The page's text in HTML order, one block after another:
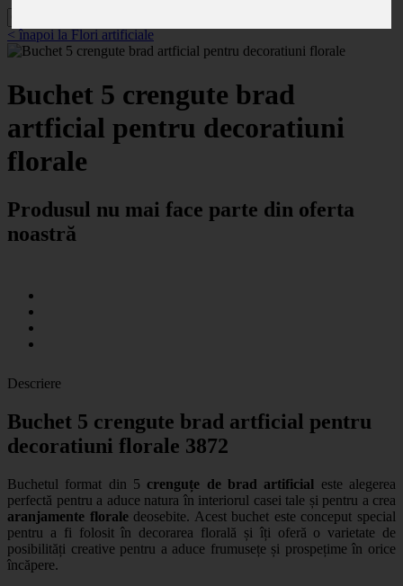
< înapoi la Flori artificiale
Buchet 5 crengute brad
artficial pentru decoratiuni
florale
Produsul nu mai face parte din oferta
noastră
Descriere
Buchet 5 crengute brad artficial pentru
decoratiuni florale 3872
Buchetul format din 5 crenguțe de brad artificial este alegerea
perfectă pentru a aduce natura în interiorul casei tale și pentru a crea
aranjamente floraledeosebite. Acest buchet este conceput special
pentru a fi folosit în decorarea florală și îți oferă o varietate de
posibilități creative pentru a aduce frumusețe și prospețime în orice
încăpere.